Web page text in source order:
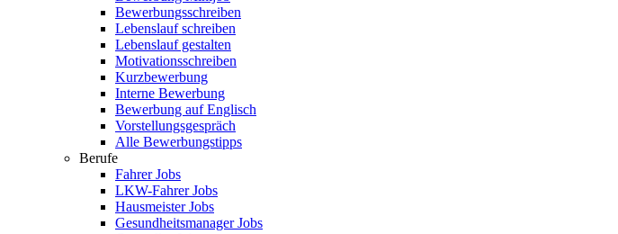
Bewerbungsschreiben
Lebenslauf schreiben
Lebenslauf gestalten
Motivationsschreiben
Kurzbewerbung
Interne Bewerbung
Bewerbung auf Englisch
Vorstellungsgespräch
Alle Bewerbungstipps
Berufe
Fahrer Jobs
LKW-Fahrer Jobs
Hausmeister Jobs
Gesundheitsmanager Jobs